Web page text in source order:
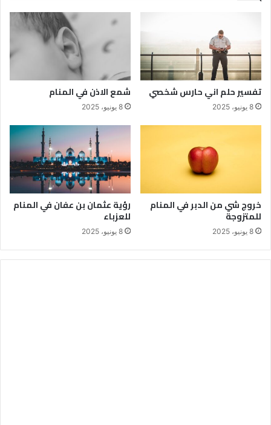
تفسير حلم اني حارس شخصي
8 يونيو، 2025
شمع الاذن في المنام
8 يونيو، 2025
خروج شي من الدبر في المنام
للمتزوجة
8 يونيو، 2025
رؤية عثمان بن عفان في المنام
للعزباء
8 يونيو، 2025